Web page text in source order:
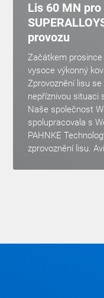
Lis 60 MN pro
provozu
Začátkem prosince
vysoce výkonný
Zprovoznění lisu
nepříznivou situaci
Naše společnost
spolupracovala s
PAHNKE
zprovoznění lisu.